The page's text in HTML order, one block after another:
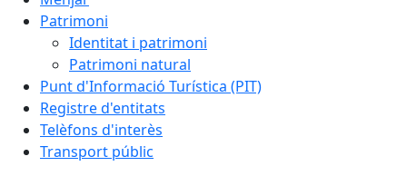
Patrimoni
Identitat i patrimoni
Patrimoni natural
Punt d'Informació Turística (PIT)
Registre d'entitats
Telèfons d'interès
Transport públic